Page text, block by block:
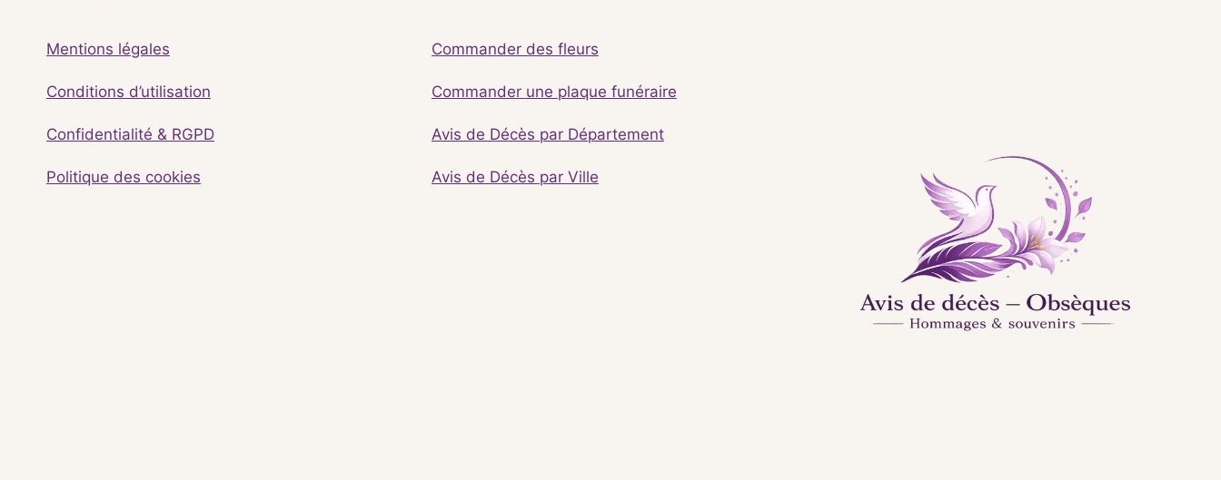
Mentions légales
Conditions d’utilisation
Confidentialité & RGPD
Politique des cookies
Commander des fleurs
Commander une plaque funéraire
Avis de Décès par Département
Avis de Décès par Ville